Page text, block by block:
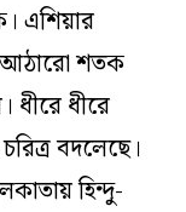
এশিয়ার
আঠারো শতক
ধীরে ধীরে
বদলেছে।
হিন্দু-